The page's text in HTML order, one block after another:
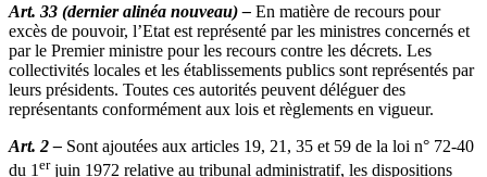
Art. 33 (dernier alinéa nouveau) – En matière de recours pour
excès de pouvoir, l’Etat est représenté par les ministres concernés et
par le Premier ministre pour les recours contre les décrets. Les
collectivités locales et les établissements publics sont représentés par
leurs présidents. Toutes ces autorités peuvent déléguer des
représentants conformément aux lois et règlements en vigueur.
Art. 2 – Sont ajoutées aux articles 19, 21, 35 et 59 de la loi n° 72-40
du 1 erjuin 1972 relative au tribunal administratif, les dispositions